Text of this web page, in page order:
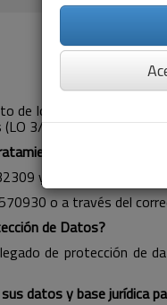
de lo establecido en
3/2018), informa a
de sus datos?
y domicilio a
o a través del
de Datos?
de protección de
datos y base jurídica